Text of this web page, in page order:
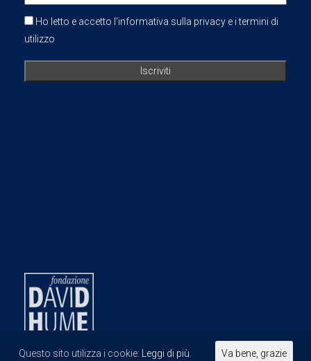
Ho letto e accetto l'informativa sulla privacy e i termini di
utilizzo
Questo sito utilizza i cookie: Leggi di più. Va bene, grazie